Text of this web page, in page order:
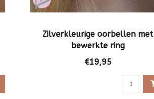
Zilverkleurige oorbellen met
bewerkte ring
€19,95